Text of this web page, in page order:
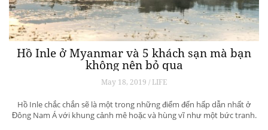
Hồ Inle ở Myanmar và 5 khách sạn mà bạn
không nên bỏ qua
May 18, 2019 / LIFE
Hồ Inle chắc chắn sẽ là một trong những điểm đến hấp dẫn nhất ở
Đông Nam Á với khung cảnh mê hoặc và hùng vĩ như một bức tranh.